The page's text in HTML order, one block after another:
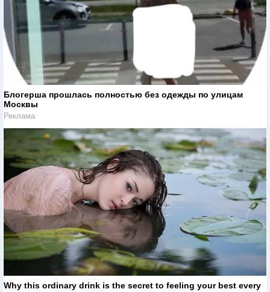
Блогерша прошлась полностью без одежды по улицам
Москвы
Реклама
Why this ordinary drink is the secret to feeling your best every